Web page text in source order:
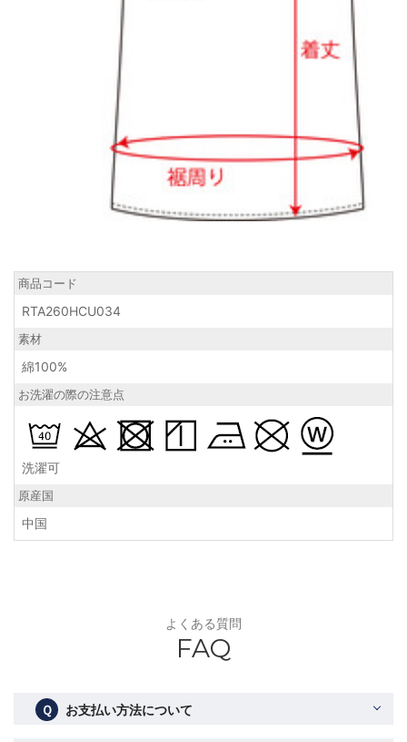
商品コード
RTA260HCU034
素材
綿100%
お洗濯の際の注意点
洗濯可
原産国
中国
よくある質問
FAQ
Ｑ お支払い方法について